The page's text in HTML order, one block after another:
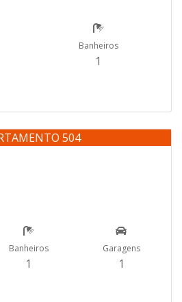
Banheiros
1
Venda
504
Banheiros
1
Garagens
1